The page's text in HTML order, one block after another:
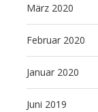
März 2020
Februar 2020
Januar 2020
Juni 2019